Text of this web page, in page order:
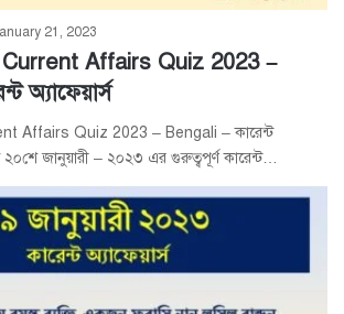
21, 2023
Affairs Quiz 2023 –
অ্যাফেয়ার্স
Affairs Quiz 2023 – Bengali – কারেন্ট
২০শে জানুয়ারী – ২০২৩ এর গুরুত্বপূর্ণ কারেন্ট…